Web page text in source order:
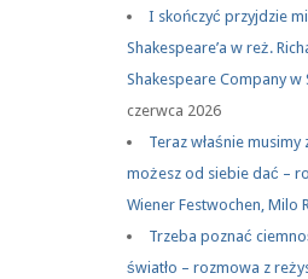
I skończyć przyjdzie
Shakespeare’a w reż.
Shakespeare Company
czerwca 2026
Teraz właśnie
możesz od siebie dać –
Wiener Festwochen, Milo
Trzeba poznać
światło – rozmowa z